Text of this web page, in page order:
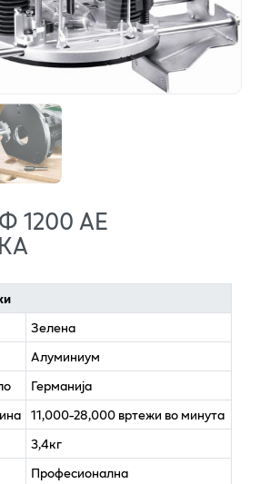
1200 АЕ
Зелена
Алуминиум
Германија
11,000-28,000 вртежи во минута
3,4кг
Професионална